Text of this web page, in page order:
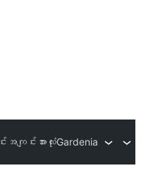
အကျင်းအားလုံးGardenia